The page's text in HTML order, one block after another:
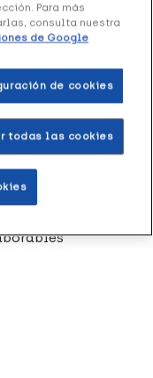
que hidrata,
a las manos
Para más
consulta nuestra
de Google
de cookies
todas las cookies